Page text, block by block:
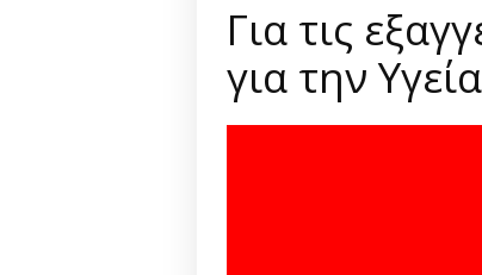
Για τις
για την